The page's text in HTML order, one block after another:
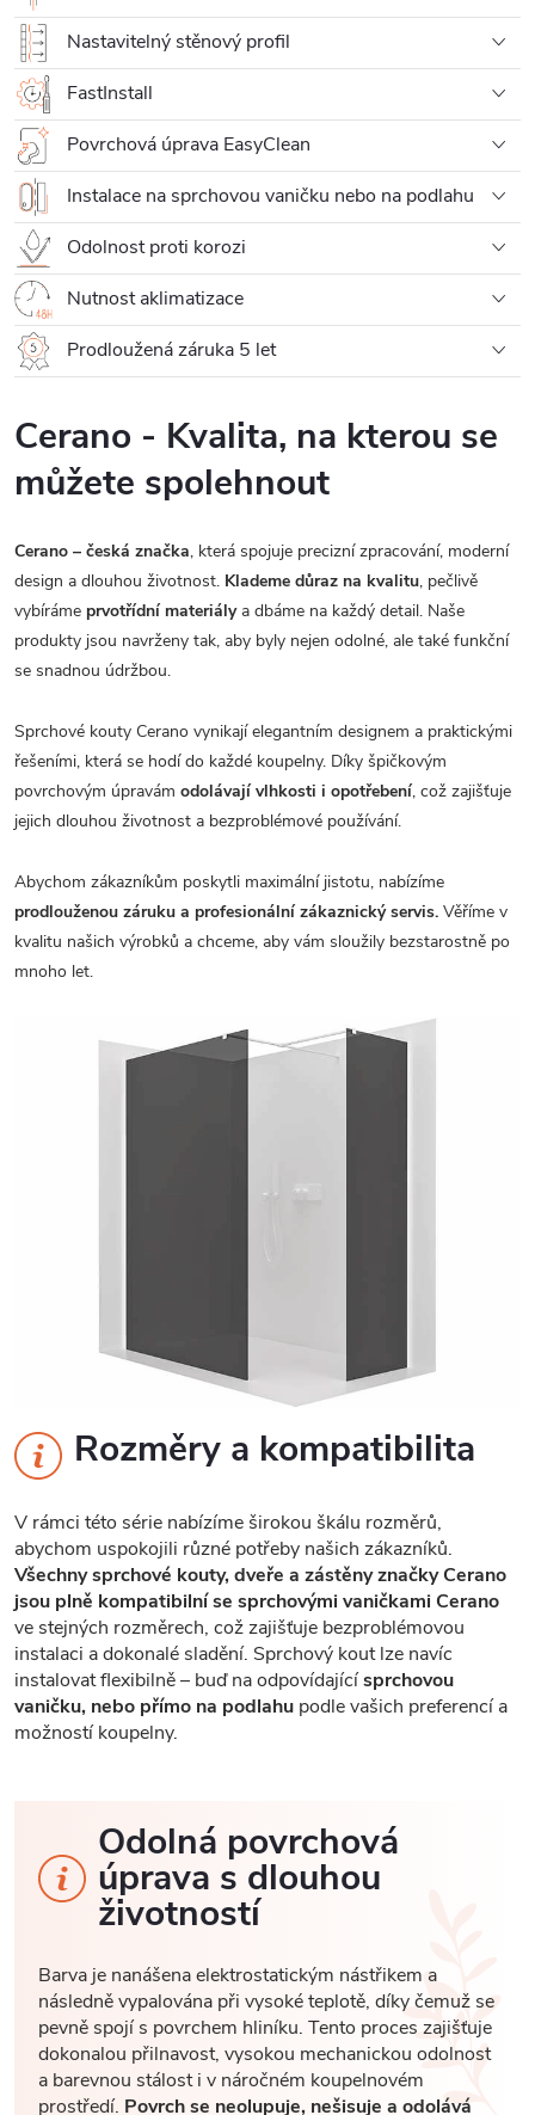
Nastavitelný stěnový profil
FastInstall
Povrchová úprava EasyClean
Instalace na sprchovou vaničku nebo na podlahu
Odolnost proti korozi
Nutnost aklimatizace
Prodloužená záruka 5 let
Cerano - Kvalita, na kterou se
můžete spolehnout
Cerano – česká značka, která spojuje precizní zpracování, moderní
design a dlouhou životnost. Klademe důraz na kvalitu, pečlivě
vybíráme prvotřídní materiálya dbáme na každý detail. Naše
produkty jsou navrženy tak, aby byly nejen odolné, ale také funkční
se snadnou údržbou.
Sprchové kouty Cerano vynikají elegantním designem a praktickými
řešeními, která se hodí do každé koupelny. Díky špičkovým
povrchovým úpravám odolávají vlhkosti i opotřebení, což zajišťuje
jejich dlouhou životnost a bezproblémové používání.
Abychom zákazníkům poskytli maximální jistotu, nabízíme
prodlouženou záruku a profesionální zákaznický servis. Věříme v
kvalitu našich výrobků a chceme, aby vám sloužily bezstarostně po
mnoho let.
Rozměry a kompatibilita
V rámci této série nabízíme širokou škálu rozměrů,
abychom uspokojili různé potřeby našich zákazníků.
Všechny sprchové kouty, dveře a zástěny značky Cerano
jsou plně kompatibilní se sprchovými vaničkami Cerano
ve stejných rozměrech, což zajišťuje bezproblémovou
instalaci a dokonalé sladění. Sprchový kout lze navíc
instalovat flexibilně – buď na odpovídajícísprchovou
vaničku, nebo přímo na podlahu podle vašich preferencí a
možností koupelny.
Odolná povrchová
úprava s dlouhou
životností
Barva je nanášena elektrostatickým nástřikem a
následně vypalována při vysoké teplotě, díky čemuž se
pevně spojí s povrchem hliníku. Tento proces zajišťuje
dokonalou přilnavost, vysokou mechanickou odolnost
a barevnou stálost i v náročném koupelnovém
prostředí. Povrch se neolupuje, nešisuje a odolává